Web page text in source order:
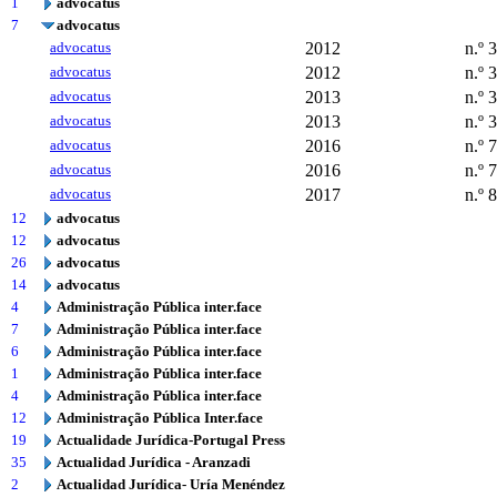
7
advocatus
advocatus
2012 n.º
advocatus 2012 n.º
advocatus 2013 n.º
advocatus 2013 n.º
advocatus 2016 n.º
advocatus 2016 n.º
advocatus 2017 n.º
12
advocatus
12
advocatus
26
advocatus
14
advocatus
4
Administração Pública inter.face
7
Administração Pública inter.face
6
Administração Pública inter.face
1
Administração Pública inter.face
4
Administração Pública inter.face
12
Administração Pública Inter.face
19
Actualidade Jurídica-Portugal Press
35
Actualidad Jurídica - Aranzadi
2
Actualidad Jurídica- Uría Menéndez